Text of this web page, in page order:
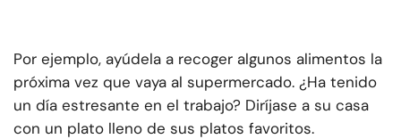
Por ejemplo, ayúdela a recoger algunos alimentos la
próxima vez que vaya al supermercado. ¿Ha tenido
un día estresante en el trabajo? Diríjase a su casa
con un plato lleno de sus platos favoritos.